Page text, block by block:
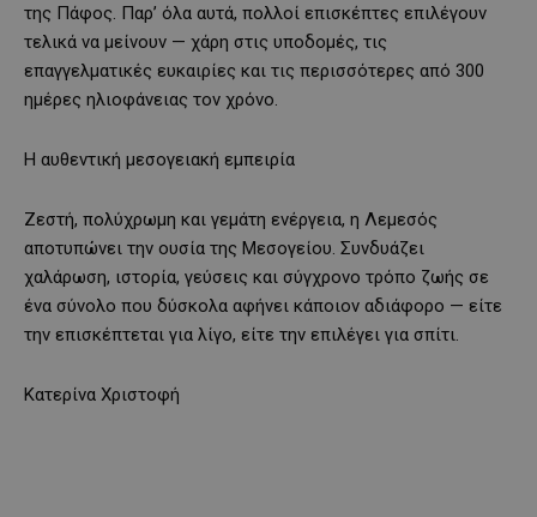
της Πάφος. Παρ’ όλα αυτά, πολλοί επισκέπτες επιλέγουν
τελικά να μείνουν — χάρη στις υποδομές, τις
επαγγελματικές ευκαιρίες και τις περισσότερες από 300
ημέρες ηλιοφάνειας τον χρόνο.
Η αυθεντική μεσογειακή εμπειρία
Ζεστή, πολύχρωμη και γεμάτη ενέργεια, η Λεμεσός
αποτυπώνει την ουσία της Μεσογείου. Συνδυάζει
χαλάρωση, ιστορία, γεύσεις και σύγχρονο τρόπο ζωής σε
ένα σύνολο που δύσκολα αφήνει κάποιον αδιάφορο — είτε
την επισκέπτεται για λίγο, είτε την επιλέγει για σπίτι.
Κατερίνα Χριστοφή